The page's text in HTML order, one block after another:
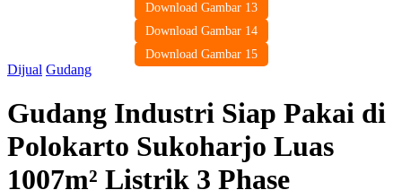
Download Gambar 13
Download Gambar 14
Download Gambar 15
Dijual Gudang
Gudang Industri Siap Pakai di
Polokarto Sukoharjo Luas
1007m² Listrik 3 Phase